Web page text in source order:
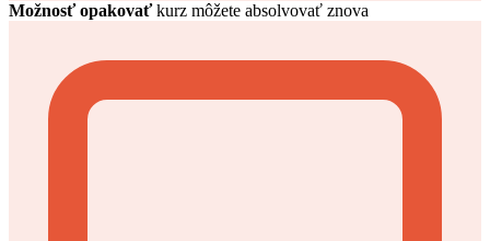
Možnosť opakovať kurz môžete absolvovať znova